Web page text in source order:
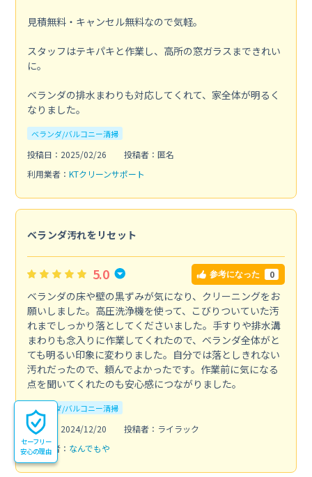
見積無料・キャンセル無料なので気軽。
スタッフはテキパキと作業し、高所の窓ガラスまできれい
に。
ベランダの排水まわりも対応してくれて、家全体が明るく
なりました。
ベランダ/バルコニー清掃
投稿日：2025/02/26
投稿者：匿名
利用業者： KTクリーンサポート
ベランダ汚れをリセット
5.0 参考になった 0
ベランダの床や壁の黒ずみが気になり、クリーニングをお
願いしました。高圧洗浄機を使って、こびりついていた汚
れまでしっかり落としてくださいました。手すりや排水溝
まわりも念入りに作業してくれたので、ベランダ全体がと
ても明るい印象に変わりました。自分では落としきれない
汚れだったので、頼んでよかったです。作業前に気になる
点を聞いてくれたのも安心感につながりました。
ベランダ/バルコニー清掃
投稿日：2024/12/20
投稿者：ライラック
利用業者： なんでもや
セーフリー
安心の理由